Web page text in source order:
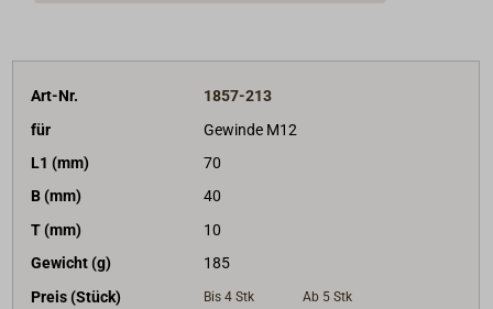
Art-Nr.
1857-213
für
Gewinde M12
L1 (mm)
70
B (mm)
40
T (mm)
10
Gewicht (g)
185
Preis (Stück)
Bis 4 Stk Ab 5 Stk